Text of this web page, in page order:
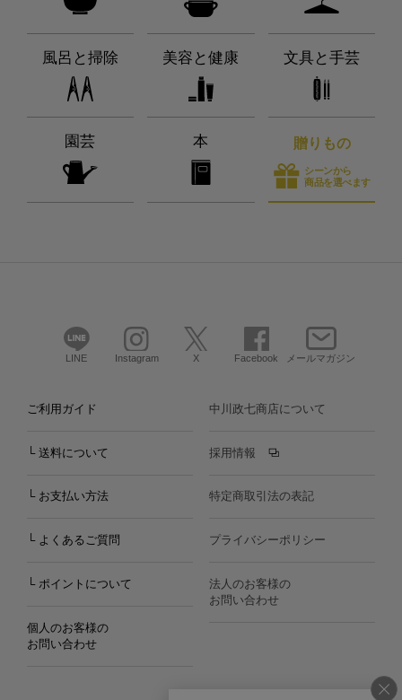
風呂と掃除 美容と健康 文具と手芸
園芸 本 贈りもの
シーンから
商品を選べます
LINE Instagram X Facebook メールマガジン
ご利用ガイド
└ 送料について
└ お支払い方法
└ よくあるご質問
└ ポイントについて
個人のお客様の
お問い合わせ
中川政七商店について
採用情報
特定商取引法の表記
プライバシーポリシー
法人のお客様の
お問い合わせ